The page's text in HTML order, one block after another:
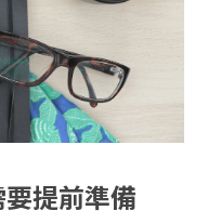
提前準備